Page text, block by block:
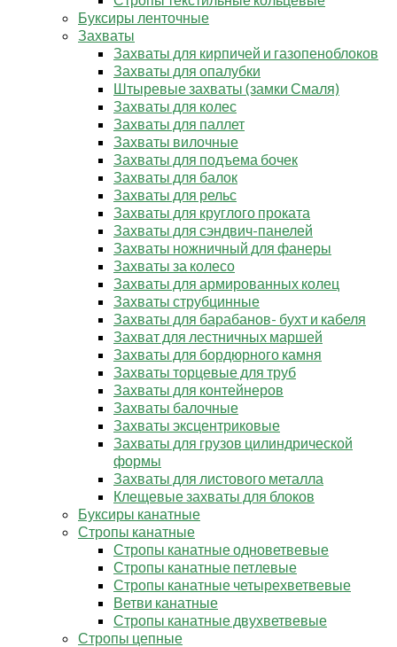
Буксиры ленточные
Захваты
Захваты для кирпичей и газопеноблоков
Захваты для опалубки
Штыревые захваты (замки Смаля)
Захваты для колес
Захваты для паллет
Захваты вилочные
Захваты для подъема бочек
Захваты для балок
Захваты для рельс
Захваты для круглого проката
Захваты для сэндвич-панелей
Захваты ножничный для фанеры
Захваты за колесо
Захваты для армированных колец
Захваты струбцинные
Захваты для барабанов- бухт и кабеля
Захват для лестничных маршей
Захваты для бордюрного камня
Захваты торцевые для труб
Захваты для контейнеров
Захваты балочные
Захваты эксцентриковые
Захваты для грузов цилиндрической
формы
Захваты для листового металла
Клещевые захваты для блоков
Буксиры канатные
Стропы канатные
Стропы канатные одноветвевые
Стропы канатные петлевые
Стропы канатные четырехветвевые
Ветви канатные
Стропы канатные двухветвевые
Стропы цепные